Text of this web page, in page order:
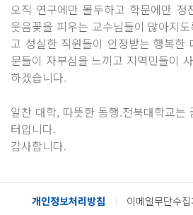
오직 연구에만 몰두하고 학문에만
웃음꽃을 피우는 교수님들이 많아지
고 성실한 직원들이 인정받는 행복한
문들이 자부심을 느끼고 지역민들이
하겠습니다.
알찬 대학, 따뜻한 동행.전북대학교는
터입니다.
감사합니다.
개인정보처리방침 이메일무단수